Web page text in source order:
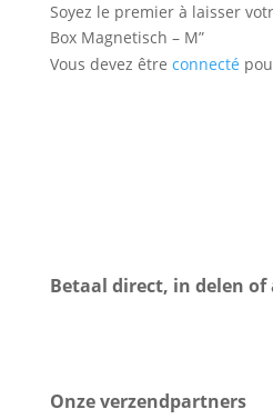
Soyez le premier à laisser
Box Magnetisch – M”
Vous devez être connecté
Betaal direct, in delen
Onze verzendpartners